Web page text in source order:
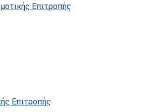
Επιτροπής
Επιτροπής